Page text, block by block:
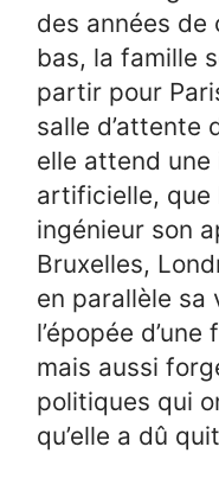
des années
bas, la famille
partir pour
salle d’attente
elle attend une
artificielle, que
ingénieur son
Bruxelles,
en parallèle sa
l’épopée
mais aussi
politiques qui
qu’elle a dû